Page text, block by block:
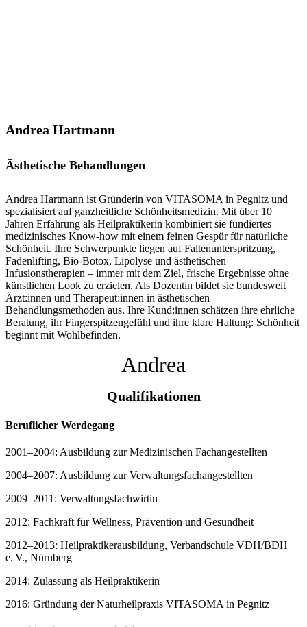
Andrea Hartmann
Ästhetische Behandlungen
Andrea Hartmann ist Gründerin von VITASOMA in Pegnitz und
spezialisiert auf ganzheitliche Schönheitsmedizin. Mit über 10
Jahren Erfahrung als Heilpraktikerin kombiniert sie fundiertes
medizinisches Know-how mit einem feinen Gespür für natürliche
Schönheit. Ihre Schwerpunkte liegen auf Faltenunterspritzung,
Fadenlifting, Bio-Botox, Lipolyse und ästhetischen
Infusionstherapien – immer mit dem Ziel, frische Ergebnisse ohne
künstlichen Look zu erzielen. Als Dozentin bildet sie bundesweit
Ärzt:innen und Therapeut:innen in ästhetischen
Behandlungsmethoden aus. Ihre Kund:innen schätzen ihre ehrliche
Beratung, ihr Fingerspitzengefühl und ihre klare Haltung: Schönheit
beginnt mit Wohlbefinden.
Andrea
Qualifikationen
Beruflicher Werdegang
2001–2004: Ausbildung zur Medizinischen Fachangestellten
2004–2007: Ausbildung zur Verwaltungsfachangestellten
2009–2011: Verwaltungsfachwirtin
2012: Fachkraft für Wellness, Prävention und Gesundheit
2012–2013: Heilpraktikerausbildung, Verbandschule VDH/BDH
e. V., Nürnberg
2014: Zulassung als Heilpraktikerin
2016: Gründung der Naturheilpraxis VITASOMA in Pegnitz